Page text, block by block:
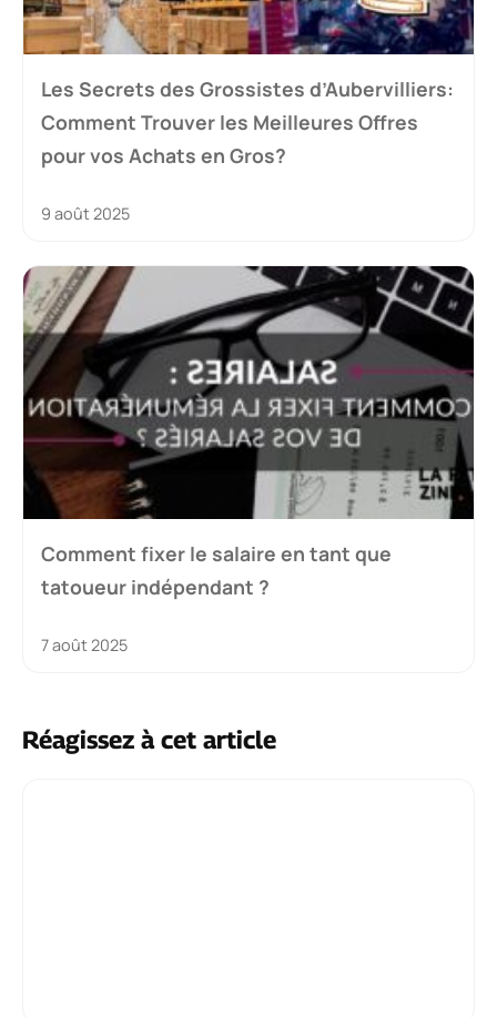
Les Secrets des Grossistes d’Aubervilliers:
Comment Trouver les Meilleures Offres
pour vos Achats en Gros?
9 août 2025
Comment fixer le salaire en tant que
tatoueur indépendant ?
7 août 2025
Réagissez à cet article